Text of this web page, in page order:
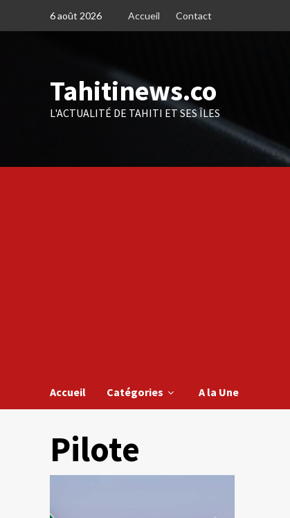
6 août 2026 Accueil Contact
Tahitinews.co
L'ACTUALITÉ DE TAHITI ET SES ÎLES
Accueil Catégories A la Une
Pilote